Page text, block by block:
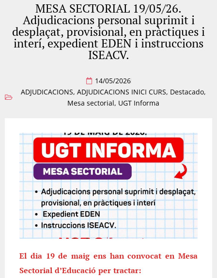
MESA SECTORIAL 19/05/26.
Adjudicacions personal suprimit i
desplaçat, provisional, en pràctiques i
interí, expedient EDEN i instruccions
ISEACV.
14/05/2026
ADJUDICACIONS, ADJUDICACIONS INICI CURS, Destacado,
Mesa sectorial, UGT Informa
El dia 19 de maig ens han convocat en Mesa
Sectorial d’Educació per tractar: